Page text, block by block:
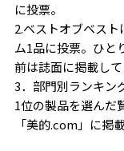
に投票。
2.ベストオブベス
ム1品に投票。ひと
前は誌面に掲載して
3．部門別ランキン
1位の製品を選んだ
「美的.com」に掲